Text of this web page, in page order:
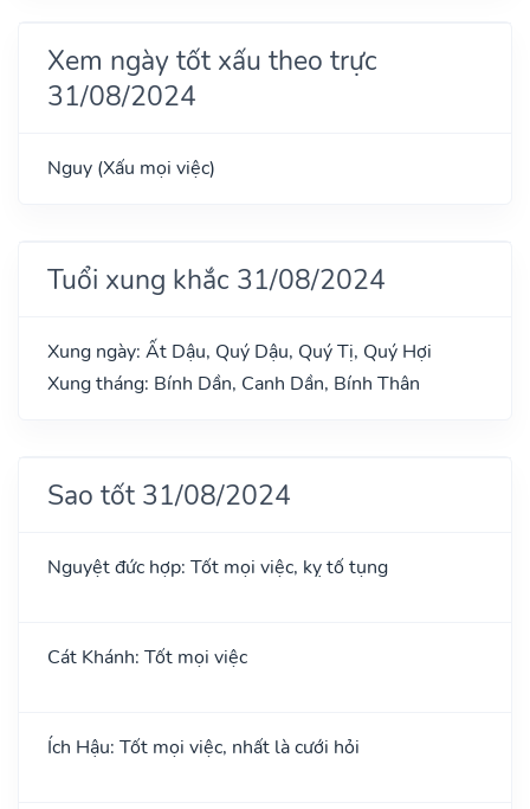
Xem ngày tốt xấu theo trực
31/08/2024
Nguy (Xấu mọi việc)
Tuổi xung khắc 31/08/2024
Xung ngày: Ất Dậu, Quý Dậu, Quý Tị, Quý Hợi
Xung tháng: Bính Dần, Canh Dần, Bính Thân
Sao tốt 31/08/2024
Nguyệt đức hợp: Tốt mọi việc, kỵ tố tụng
Cát Khánh: Tốt mọi việc
Ích Hậu: Tốt mọi việc, nhất là cưới hỏi